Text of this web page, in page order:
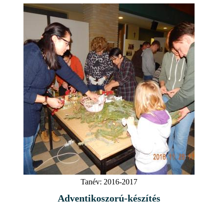
Tanév: 2016-2017
Adventikoszorú-készítés